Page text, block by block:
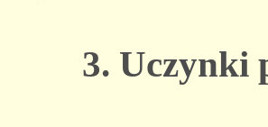
3. Uczynki